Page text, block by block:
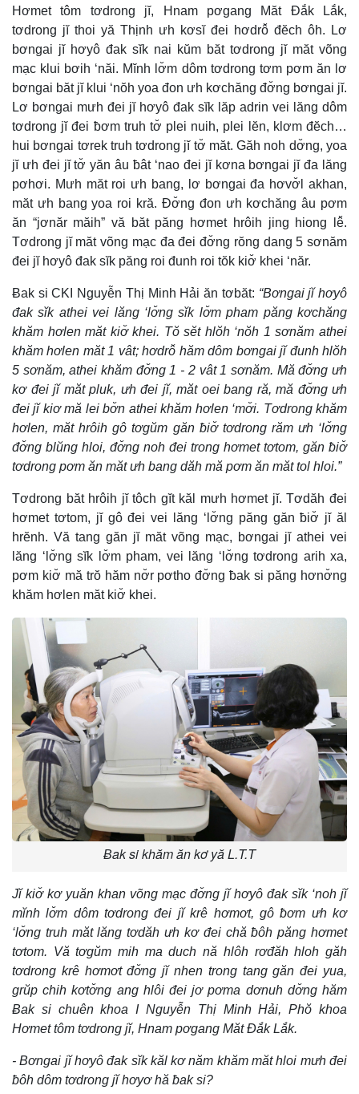
Hơmet tôm tơdrong jĭ, Hnam pơgang Măt Đắk Lắk,
tơdrong jĭ thoi yă Thịnh ưh kơsĭ đei hơdrô̆ đĕch ôh. Lơ
bơngai jĭ hơyô đak sĭk nai kŭm băt tơdrong jĭ măt võng
mạc klui bơih ‘năi. Mĭnh lơ̆m dôm tơdrong tơm pơm ăn lơ
bơngai băt jĭ klui ‘nŏh yoa đon ưh kơchăng đơ̆ng bơngai jĭ.
Lơ bơngai mưh đei jĭ hơyô đak sĭk lăp adrin vei lăng dôm
tơdrong jĭ đei ƀơm truh tơ̆ plei nuih, plei lĕn, klơm đĕch…
hui bơngai tơrek truh tơdrong jĭ tơ̆ măt. Găh noh dơ̆ng, yoa
jĭ ưh đei jĭ tơ̆ yăn âu ƀât ‘nao đei jĭ kơna bơngai jĭ đa lăng
pơhơi. Mưh măt roi ưh bang, lơ bơngai đa hơvơ̆l akhan,
măt ưh bang yoa roi kră. Đơ̆ng đon ưh kơchăng âu pơm
ăn “jơnăr măih” vă băt păng hơmet hrôih jing hiong lê̆.
Tơdrong jĭ măt võng mạc đa đei đơ̆ng rŏng dang 5 sơnăm
đei jĭ hơyô đak sĭk păng roi đunh roi tŏk kiơ̆ khei ‘năr.
Ƀak si CKI Nguyễn Thị Minh Hải ăn tơbăt: “Bơngai jĭ hơyô
đak sĭk athei vei lăng ‘lơ̆ng sĭk lơ̆m pham păng kơchăng
khăm hơlen măt kiơ̆ khei. Tŏ sĕt hlŏh ‘nŏh 1 sơnăm athei
khăm hơlen măt 1 vât; hơdrô̆ hăm dôm bơngai jĭ đunh hlŏh
5 sơnăm, athei khăm đơ̆ng 1 - 2 vât 1 sơnăm. Mă đơ̆ng ưh
kơ đei jĭ măt pluk, ưh đei jĭ, măt oei bang ră, mă đơ̆ng ưh
đei jĭ kiơ mă lei bơ̆n athei khăm hơlen ‘mơ̆i. Tơdrong khăm
hơlen, măt hrôih gô tơgŭm găn ƀiơ̆ tơdrong răm ưh ‘lơ̆ng
đơ̆ng blŭng hloi, đơ̆ng noh đei trong hơmet tơtom, găn ƀiơ̆
tơdrong pơm ăn măt ưh bang dăh mă pơm ăn măt tol hloi.”
Tơdrong băt hrôih jĭ tôch gĭt kăl mưh hơmet jĭ. Tơdăh đei
hơmet tơtom, jĭ gô đei vei lăng ‘lơ̆ng păng găn ƀiơ̆ jĭ ăl
hrĕnh. Vă tang găn jĭ măt võng mạc, bơngai jĭ athei vei
lăng ‘lơ̆ng sĭk lơ̆m pham, vei lăng ‘lơ̆ng tơdrong arih xa,
pơm kiơ̆ mă trŏ hăm nơ̆r pơtho đơ̆ng ƀak si păng hơnơ̆ng
khăm hơlen măt kiơ̆ khei.
Ƀak si khăm ăn kơ yă L.T.T
Jĭ kiơ̆ kơ yuăn khan võng mạc đơ̆ng jĭ hơyô đak sĭk ‘noh jĭ
mĭnh lơ̆m dôm tơdrong đei jĭ krê hơmơt, gô ƀơm ưh kơ
‘lơ̆ng truh măt lăng tơdăh ưh kơ đei chă ƀôh păng hơmet
tơtom. Vă tơgŭm mih ma duch nă hlôh rơđăh hloh găh
tơdrong krê hơmơt đơ̆ng jĭ nhen trong tang găn đei yua,
grŭp chih kơtơ̆ng ang hlôi đei jơ pơma dơnuh dơ̆ng hăm
Ƀak si chuên khoa I Nguyễn Thị Minh Hải, Phŏ khoa
Hơmet tôm tơdrong jĭ, Hnam pơgang Măt Đắk Lắk.
- Bơngai jĭ hơyô đak sĭk kăl kơ năm khăm măt hloi mưh đei
ƀôh dôm tơdrong jĭ hơyơ hă ƀak si?